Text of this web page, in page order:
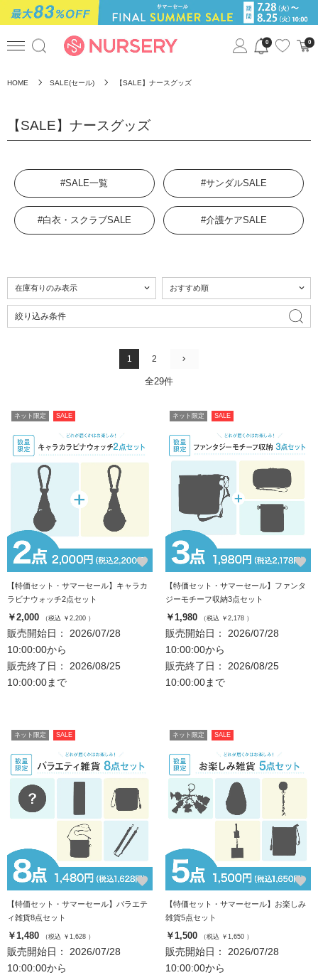
0 0
HOME SALE(セール) 【SALE】ナースグッズ
【SALE】ナースグッズ
#SALE一覧 #サンダルSALE
#白衣・スクラブSALE #介護ケアSALE
絞り込み条件
1 2
全29件
ネット限定 SALE
favorite
【特価セット・サマーセール】キャラカ
ラビナウォッチ2点セット
￥2,000 （税込 ￥2,200 ）
販売開始日： 2026/07/28
10:00:00から
販売終了日： 2026/08/25
10:00:00まで
ネット限定 SALE
favorite
【特価セット・サマーセール】ファンタ
ジーモチーフ収納3点セット
￥1,980 （税込 ￥2,178 ）
販売開始日： 2026/07/28
10:00:00から
販売終了日： 2026/08/25
10:00:00まで
ネット限定 SALE
favorite
【特価セット・サマーセール】バラエテ
ィ雑貨8点セット
￥1,480 （税込 ￥1,628 ）
販売開始日： 2026/07/28
10:00:00から
ネット限定 SALE
favorite
【特価セット・サマーセール】お楽しみ
雑貨5点セット
￥1,500 （税込 ￥1,650 ）
販売開始日： 2026/07/28
10:00:00から